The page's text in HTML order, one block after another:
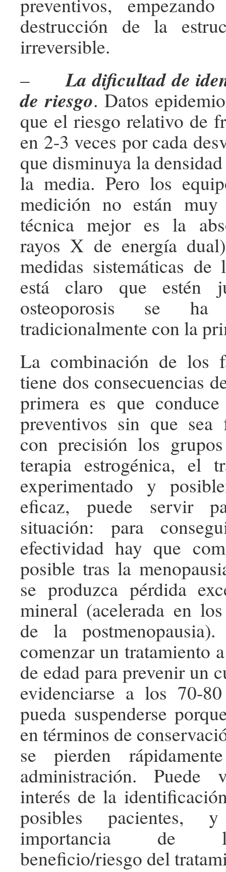
destrucción de la
irreversible.
–La dificultad de
de riesgo. Datos
que el riesgo relativo de
en 2-3 veces por cada
que disminuya la
la media. Pero los
medición no están muy
técnica mejor es la
rayos X de energía
medidas sistemáticas
está claro que estén
osteoporosis se ha
tradicionalmente con la
La combinación de los
tiene dos consecuencias
primera es que
preventivos sin que
con precisión los
terapia estrogénica, el
experimentado y
eficaz, puede servir
situación: para
efectividad hay que
posible tras la
se produzca pérdida
mineral (acelerada en
de la
comenzar un tratamiento
de edad para prevenir un
evidenciarse a los 70-
pueda suspenderse
en términos de
se pierden
administración. Puede
interés de la
posibles pacientes,
importancia de
beneficio/riesgo del